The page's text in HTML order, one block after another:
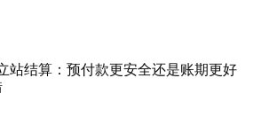
站结算：预付款更安全还是账期更好